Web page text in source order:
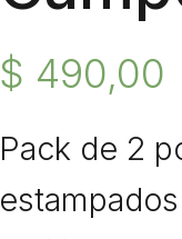
$ 490,00
Pack de 2